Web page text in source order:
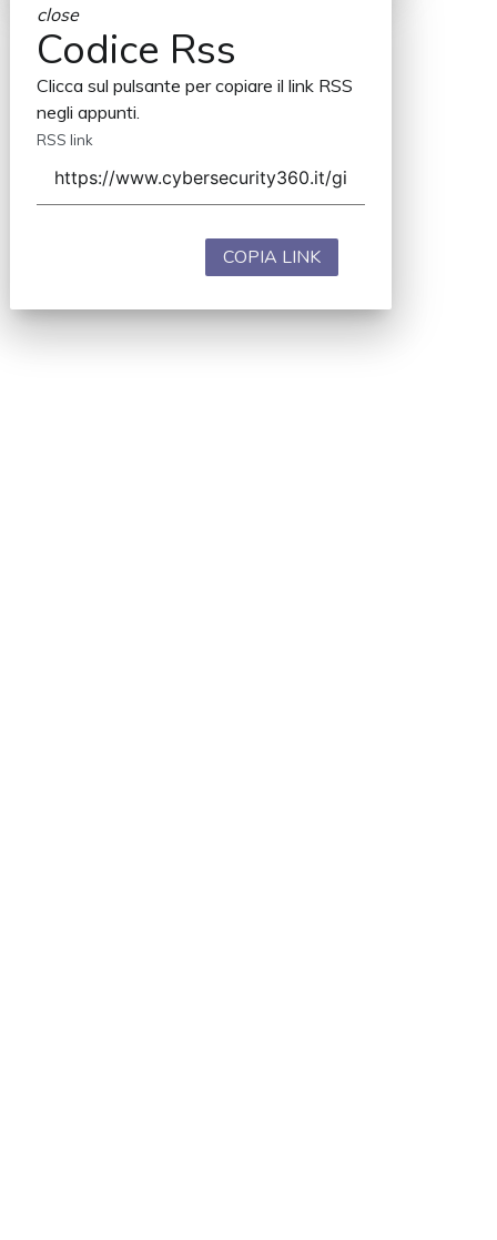
close
Codice Rss
Clicca sul pulsante per copiare il link RSS
negli appunti.
RSS link
COPIA LINK